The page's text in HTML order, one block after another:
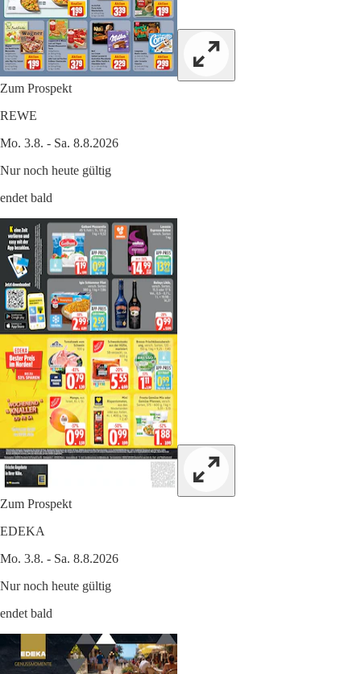
Zum Prospekt
REWE
Mo. 3.8. - Sa. 8.8.2026
Nur noch heute gültig
endet bald
Zum Prospekt
EDEKA
Mo. 3.8. - Sa. 8.8.2026
Nur noch heute gültig
endet bald